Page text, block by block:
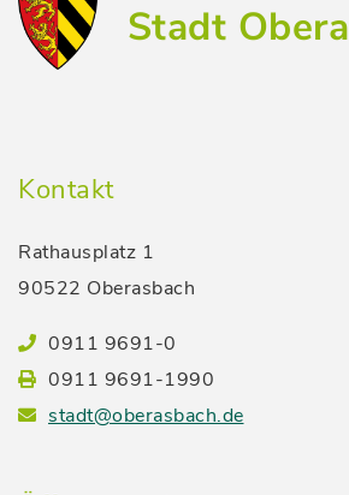
Stadt
Kontakt
Rathausplatz 1
90522 Oberasbach
0911 9691-0
0911 9691-1990
stadt@oberasbach.de